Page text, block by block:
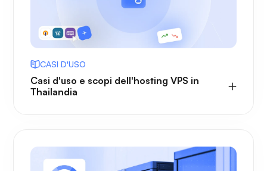
CASI D'USO
Casi d'uso e scopi dell'hosting VPS in
Thailandia